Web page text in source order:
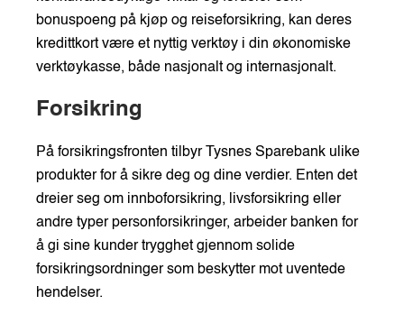
bonuspoeng på kjøp og reiseforsikring, kan deres
kredittkort være et nyttig verktøy i din økonomiske
verktøykasse, både nasjonalt og internasjonalt.
Forsikring
På forsikringsfronten tilbyr Tysnes Sparebank ulike
produkter for å sikre deg og dine verdier. Enten det
dreier seg om innboforsikring, livsforsikring eller
andre typer personforsikringer, arbeider banken for
å gi sine kunder trygghet gjennom solide
forsikringsordninger som beskytter mot uventede
hendelser.